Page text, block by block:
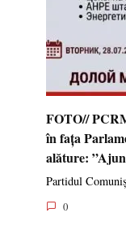
FOTO//
în fața
alăture:
Partidul
0